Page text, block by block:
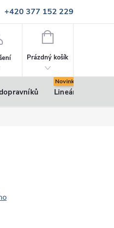
+420 377 152 229
info@vsk-profily.cz
NÁKUPNÍ
Prázdný košík
Lineární pohony